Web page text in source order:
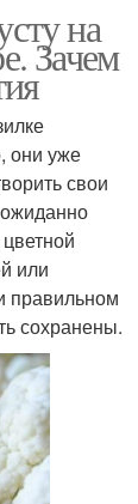
на
Зачем
они уже
свои
или
правильном
сохранены.